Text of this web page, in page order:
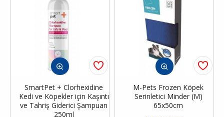
SmartPet + Clorhexidine
Kedi ve Köpekler için Kaşıntı
ve Tahriş Giderici Şampuan
250ml
M-Pets Frozen Köpek
Serinletici Minder (M)
65x50cm